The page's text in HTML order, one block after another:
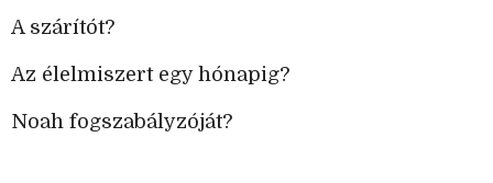
A szárítót?
Az élelmiszert egy hónapig?
Noah fogszabályzóját?